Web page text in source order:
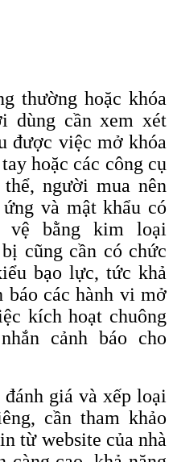
thường hoặc khóa
dùng cần xem xét
được việc mở khóa
hoặc các công cụ
người mua nên
và mật khẩu có
vệ bằng kim loại
cũng cần có chức
bạo lực, tức khả
báo các hành vi mở
kích hoạt chuông
cảnh báo cho
giá và xếp loại
cần tham khảo
từ website của nhà